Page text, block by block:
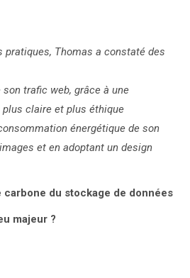
pratiques, Thomas a constaté des
trafic web, grâce à une
claire et plus éthique
énergétique de son
et en adoptant un design
du stockage de données
majeur ?